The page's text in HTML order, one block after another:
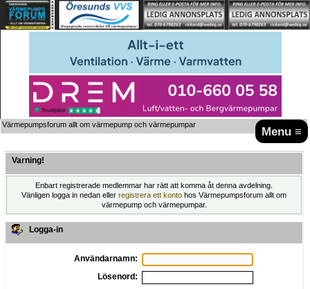
Menu ≡
Värmepumpsforum allt om värmepump och värmepumpar
Varning!
Enbart registrerade medlemmar har rätt att komma åt denna avdelning.
Vänligen logga in nedan eller registrera ett konto hos Värmepumpsforum allt om
värmepump och värmepumpar.
Logga-in
Användarnamn:
Lösenord: